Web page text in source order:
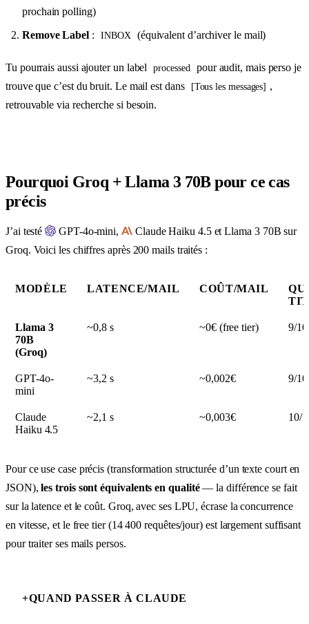
prochain polling)
Remove Label : INBOX (équivalent d’archiver le mail)
Tu pourrais aussi ajouter un label processed
pour audit, mais perso je
trouve que c’est du bruit. Le mail est dans
[Tous les messages] ,
retrouvable via recherche si besoin.
Pourquoi Groq + Llama 3 70B pour ce cas
précis
J’ai testé GPT-4o-mini,
Claude Haiku 4.5 et Llama 3 70B sur
Groq. Voici les chiffres après 200 mails traités :
MODÈLE LATENCE/MAIL COÛT/MAIL
Llama 3
70B
(Groq)
~0,8 s ~0€ (free tier) 9/10
GPT-4o-
mini
~3,2 s ~0,002€ 9/10
Claude
Haiku 4.5
~2,1 s ~0,003€ 10/
Pour ce use case précis (transformation structurée d’un texte court en
JSON),les trois sont équivalents en qualité— la différence se fait
sur la latence et le coût. Groq, avec ses LPU, écrase la concurrence
en vitesse, et le free tier (14 400 requêtes/jour) est largement suffisant
pour traiter ses mails persos.
+QUAND PASSER À CLAUDE